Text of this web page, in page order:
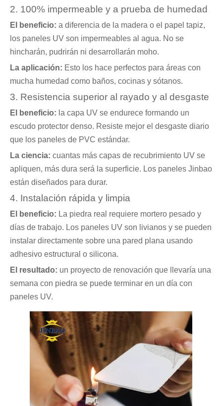
2. 100% impermeable y a prueba de humedad
El beneficio: a diferencia de la madera o el papel tapiz,
los paneles UV son impermeables al agua. No se
hincharán, pudrirán ni desarrollarán moho.
La aplicación: Esto los hace perfectos para áreas con
mucha humedad como baños, cocinas y sótanos.
3. Resistencia superior al rayado y al desgaste
El beneficio: la capa UV se endurece formando un
escudo protector denso. Resiste mejor el desgaste diario
que los paneles de PVC estándar.
La ciencia: cuantas más capas de recubrimiento UV se
apliquen, más dura será la superficie. Los paneles Jinbao
están diseñados para durar.
4. Instalación rápida y limpia
El beneficio: La piedra real requiere mortero pesado y
días de trabajo. Los paneles UV son livianos y se pueden
instalar directamente sobre una pared plana usando
adhesivo estructural o silicona.
El resultado: un proyecto de renovación que llevaría una
semana con piedra se puede terminar en un día con
paneles UV.